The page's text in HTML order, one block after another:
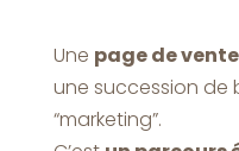
Une page de
une succession de
“marketing”.